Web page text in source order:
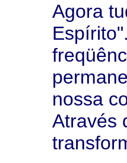
Agora
nossa
Através